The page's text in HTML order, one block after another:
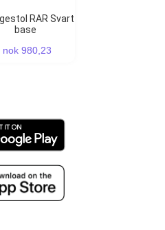
base
nok 980,23